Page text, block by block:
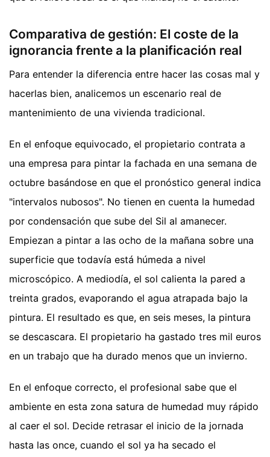
Comparativa de gestión: El coste de la
ignorancia frente a la planificación real
Para entender la diferencia entre hacer las cosas mal y
hacerlas bien, analicemos un escenario real de
mantenimiento de una vivienda tradicional.
En el enfoque equivocado, el propietario contrata a
una empresa para pintar la fachada en una semana de
octubre basándose en que el pronóstico general indica
"intervalos nubosos". No tienen en cuenta la humedad
por condensación que sube del Sil al amanecer.
Empiezan a pintar a las ocho de la mañana sobre una
superficie que todavía está húmeda a nivel
microscópico. A mediodía, el sol calienta la pared a
treinta grados, evaporando el agua atrapada bajo la
pintura. El resultado es que, en seis meses, la pintura
se descascara. El propietario ha gastado tres mil euros
en un trabajo que ha durado menos que un invierno.
En el enfoque correcto, el profesional sabe que el
ambiente en esta zona satura de humedad muy rápido
al caer el sol. Decide retrasar el inicio de la jornada
hasta las once, cuando el sol ya ha secado el